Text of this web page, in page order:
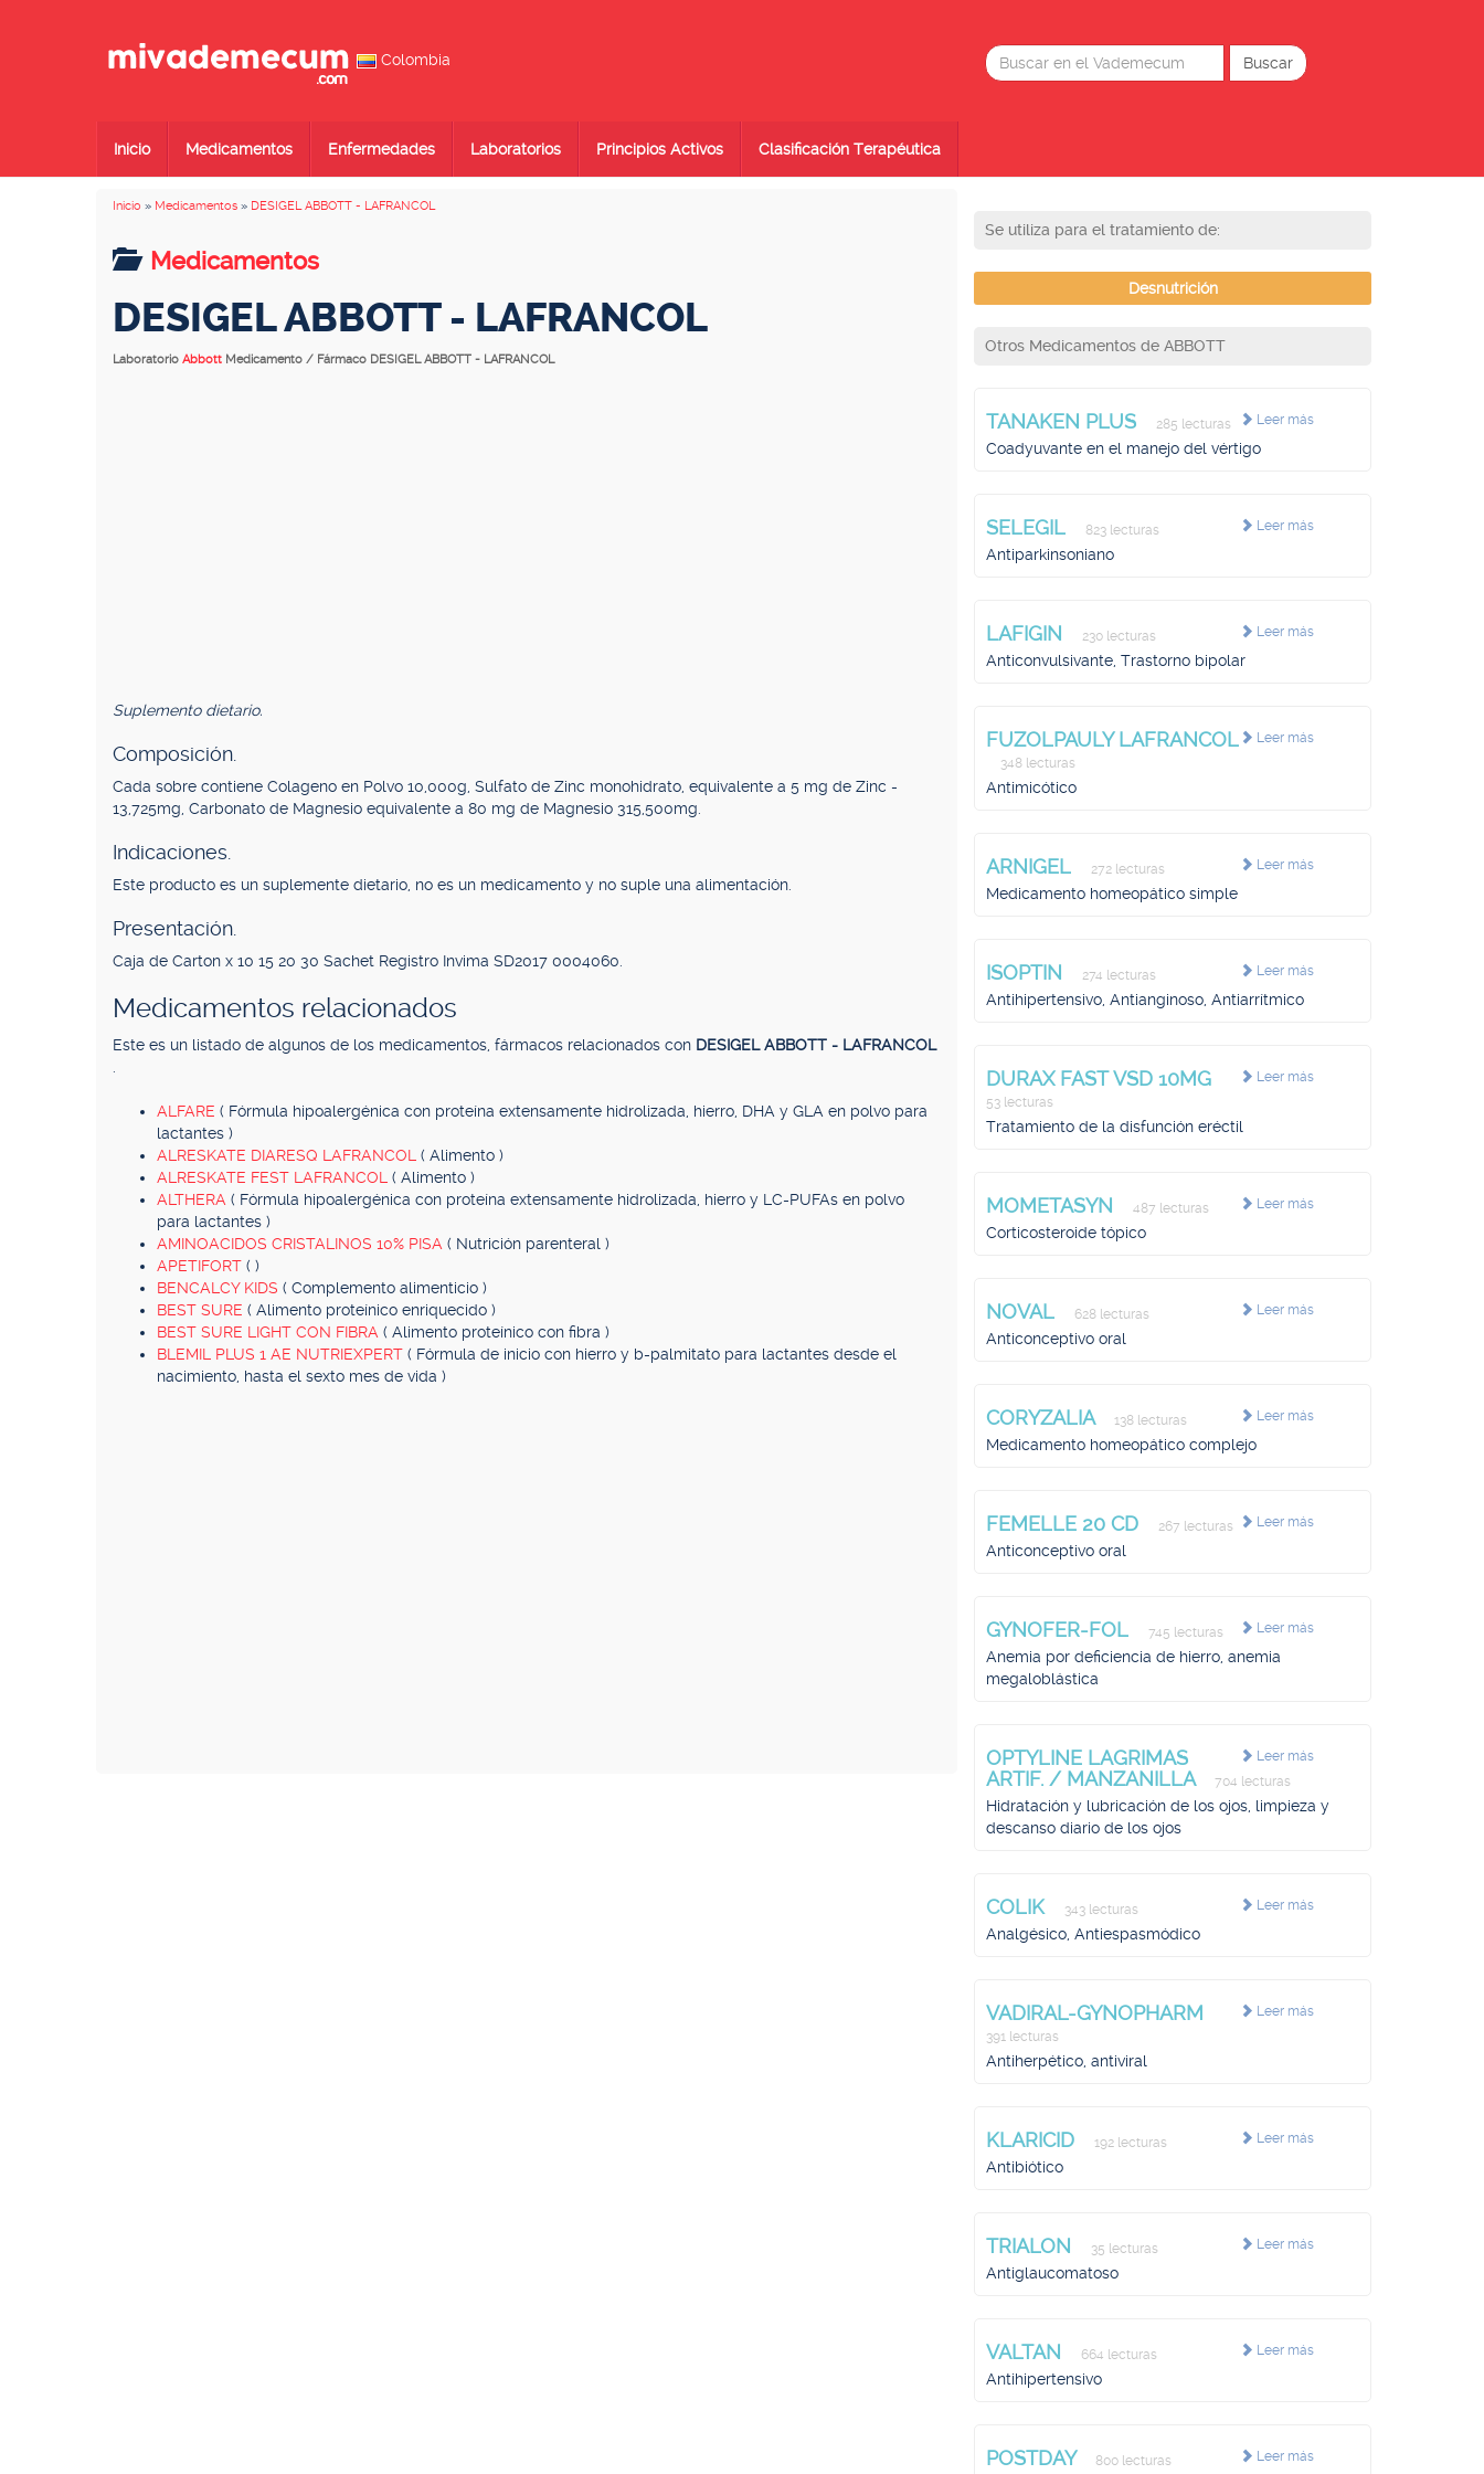
Colombia
Inicio Medicamentos Enfermedades Laboratorios Principios Activos Clasificación Terapéutica
Inicio » Medicamentos » DESIGEL ABBOTT - LAFRANCOL
Medicamentos
DESIGEL ABBOTT - LAFRANCOL
Laboratorio Abbott Medicamento / Fármaco DESIGEL ABBOTT - LAFRANCOL
Suplemento dietario.
Composición.
Cada sobre contiene Colageno en Polvo 10,000g, Sulfato de Zinc monohidrato, equivalente a 5 mg de Zinc -
13,725mg, Carbonato de Magnesio equivalente a 80 mg de Magnesio 315,500mg.
Indicaciones.
Este producto es un suplemente dietario, no es un medicamento y no suple una alimentación.
Presentación.
Caja de Carton x 10 15 20 30 Sachet Registro Invima SD2017 0004060.
Medicamentos relacionados
Este es un listado de algunos de los medicamentos, fármacos relacionados con DESIGEL ABBOTT - LAFRANCOL
ALFARE ( Fórmula hipoalergénica con proteína extensamente hidrolizada, hierro, DHA y GLA en polvo para
lactantes )
ALRESKATE DIARESQ LAFRANCOL ( Alimento )
ALRESKATE FEST LAFRANCOL ( Alimento )
ALTHERA ( Fórmula hipoalergénica con proteína extensamente hidrolizada, hierro y LC-PUFAs en polvo
para lactantes )
AMINOACIDOS CRISTALINOS 10% PISA ( Nutrición parenteral )
APETIFORT ( )
BENCALCY KIDS ( Complemento alimenticio )
BEST SURE ( Alimento proteínico enriquecido )
BEST SURE LIGHT CON FIBRA ( Alimento proteínico con fibra )
BLEMIL PLUS 1 AE NUTRIEXPERT ( Fórmula de inicio con hierro y b-palmitato para lactantes desde el
nacimiento, hasta el sexto mes de vida )
Se utiliza para el tratamiento de:
Desnutrición
Otros Medicamentos de ABBOTT
Leer más
TANAKEN PLUS 285 lecturas
Coadyuvante en el manejo del vértigo
Leer más
SELEGIL 823 lecturas
Antiparkinsoniano
Leer más
LAFIGIN 230 lecturas
Anticonvulsivante, Trastorno bipolar
Leer más
FUZOLPAULY LAFRANCOL
348 lecturas
Antimicótico
Leer más
ARNIGEL 272 lecturas
Medicamento homeopático simple
Leer más
ISOPTIN 274 lecturas
Antihipertensivo, Antianginoso, Antiarrítmico
Leer más
DURAX FAST VSD 10MG
53 lecturas
Tratamiento de la disfunción eréctil
Leer más
MOMETASYN 487 lecturas
Corticosteroide tópico
Leer más
NOVAL 628 lecturas
Anticonceptivo oral
Leer más
CORYZALIA 138 lecturas
Medicamento homeopático complejo
Leer más
FEMELLE 20 CD 267 lecturas
Anticonceptivo oral
Leer más
GYNOFER-FOL 745 lecturas
Anemia por deficiencia de hierro, anemia
megaloblástica
Leer más
OPTYLINE LAGRIMAS
ARTIF. / MANZANILLA
704 lecturas
Hidratación y lubricación de los ojos, limpieza y
descanso diario de los ojos
Leer más
COLIK 343 lecturas
Analgésico, Antiespasmódico
Leer más
VADIRAL-GYNOPHARM
391 lecturas
Antiherpético, antiviral
Leer más
KLARICID 192 lecturas
Antibiótico
Leer más
TRIALON 35 lecturas
Antiglaucomatoso
Leer más
VALTAN 664 lecturas
Antihipertensivo
Leer más
POSTDAY 800 lecturas